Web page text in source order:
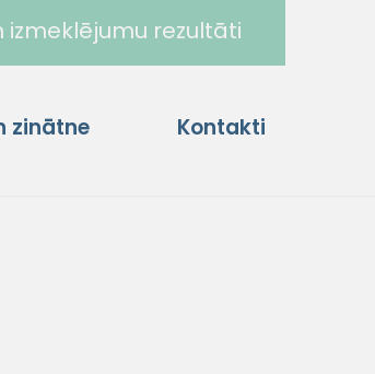
izmeklējumu rezultāti
zinātne Kontakti